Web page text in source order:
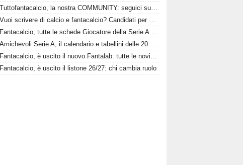
Tuttofantacalcio, la nostra COMMUNITY: seguici sui nostri canali social
Vuoi scrivere di calcio e fantacalcio? Candidati per Tuttofantacalcio
Fantacalcio, tutte le schede Giocatore della Serie A 26-27
Amichevoli Serie A, il calendario e tabellini delle 20 squadre
Fantacalcio, è uscito il nuovo Fantalab: tutte le novità 2026-2027
Fantacalcio, è uscito il listone 26/27: chi cambia ruolo